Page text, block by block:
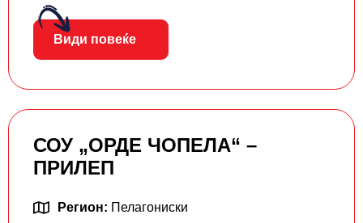
Види повеќе
СОУ „ОРДЕ ЧОПЕЛА“ –
ПРИЛЕП
Регион: Пелагониски